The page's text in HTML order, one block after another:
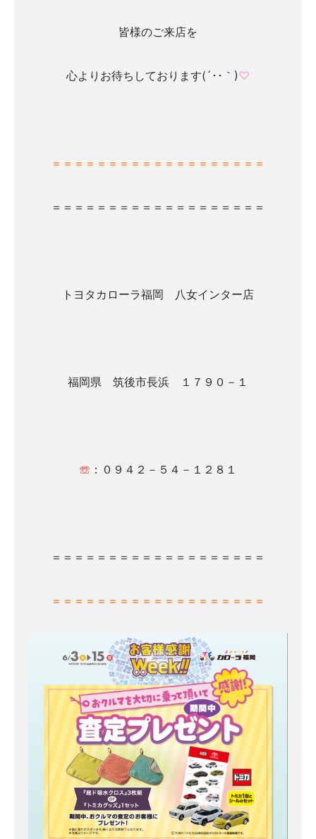
皆様のご来店を
心よりお待ちしております(´･･｀)♡
＝＝＝＝＝＝＝＝＝＝＝＝＝＝＝＝＝＝＝
＝＝＝＝＝＝＝＝＝＝＝＝＝＝＝＝＝＝＝
トヨタカローラ福岡 八女インター店
福岡県 筑後市長浜 １７９０－１
☏ ：０９４２－５４－１２８１
＝＝＝＝＝＝＝＝＝＝＝＝＝＝＝＝＝＝＝
＝＝＝＝＝＝＝＝＝＝＝＝＝＝＝＝＝＝＝